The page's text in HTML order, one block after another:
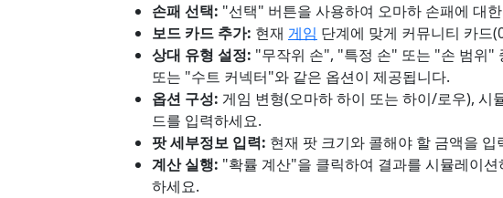
손패 선택: "선택" 버튼을 사용하여 오마하 손패에 대
보드 카드 추가: 현재 게임 단계에 맞게 커뮤니티 카드
상대 유형 설정: "무작위 손", "특정 손" 또는 "손 범위"
또는 "수트 커넥터"와 같은 옵션이 제공됩니다.
옵션 구성: 게임 변형(오마하 하이 또는 하이/로우),
드를 입력하세요.
팟 세부정보 입력: 현재 팟 크기와 콜해야 할 금액을 입
계산 실행: "확률 계산"을 클릭하여 결과를 시뮬레이
하세요.